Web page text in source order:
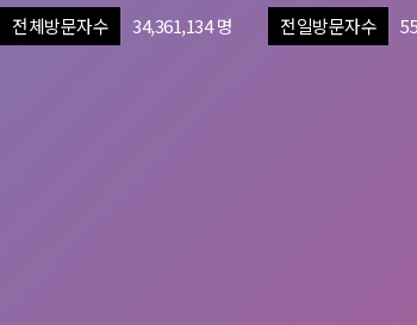
전체방문자수 34,361,134 명 전일방문자수